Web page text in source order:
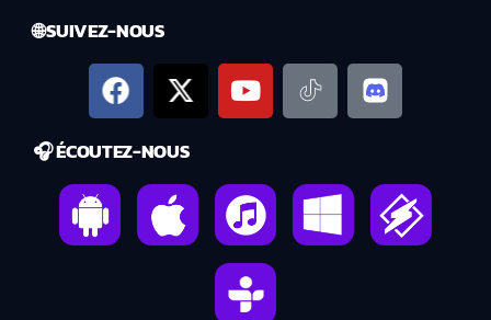
🌐 SUIVEZ-NOUS
🎧 ÉCOUTEZ-NOUS